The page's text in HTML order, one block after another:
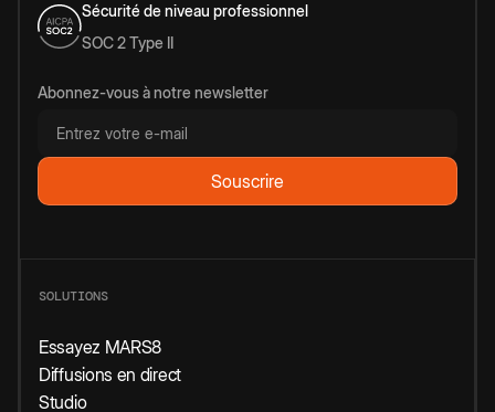
Sécurité de niveau professionnel
SOC 2 Type II
Abonnez-vous à notre newsletter
SOLUTIONS
Essayez MARS8
Diffusions en direct
Studio